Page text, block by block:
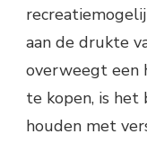
aan de drukte
overweegt een
te kopen, is het
houden met